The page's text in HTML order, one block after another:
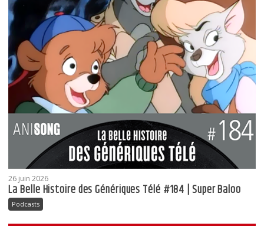
26 juin 2026
La Belle Histoire des Génériques Télé #184 | Super Baloo
Podcasts